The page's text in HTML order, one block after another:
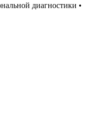
диагностики •